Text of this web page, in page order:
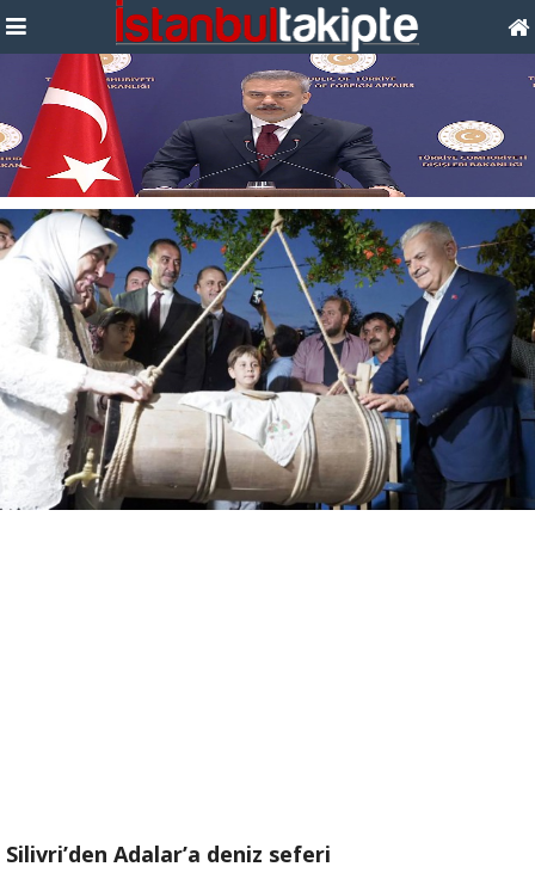
Silivri’den Adalar’a deniz seferi